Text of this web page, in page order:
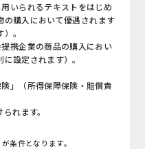
いられるテキストをはじめ
の購入において優遇されます
。
携企業の商品の購入におい
設定されます）。
」（所得保障保険・賠償責
れます。
条件となります。